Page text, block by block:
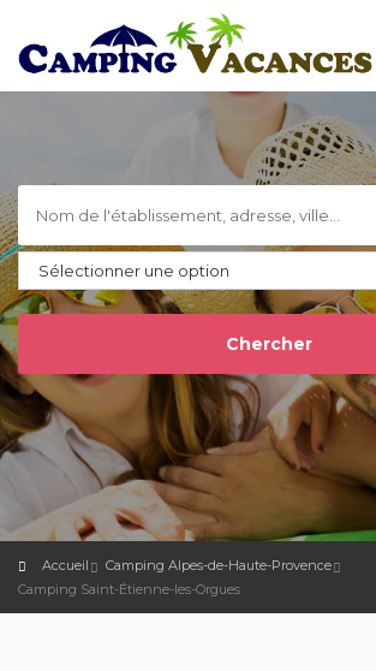
Accueil
Camping Alpes-de-Haute-Provence
Camping Saint-Étienne-les-Orgues